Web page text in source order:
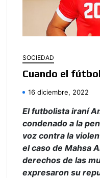
SOCIEDAD
Cuando el
16 diciembre, 2022
El futbolista iraní
condenado a la
voz contra la
el caso de Mahsa
derechos de las
expresaron su